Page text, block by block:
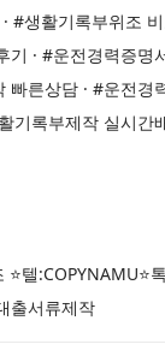
#생활기록부위조
기 · #운전경력증명
빠른상담 · #운전경
기록부제작 실시간
텔:COPYNAMU⭐
출서류제작